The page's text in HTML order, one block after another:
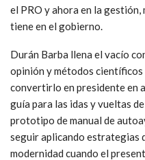
el PRO y ahora en la
tiene en el gobierno.
Durán Barba llena el vacío
opinión y métodos
convertirlo en presidente en
guía para las idas y vueltas
prototipo de manual de
seguir aplicando estrategias
modernidad cuando el